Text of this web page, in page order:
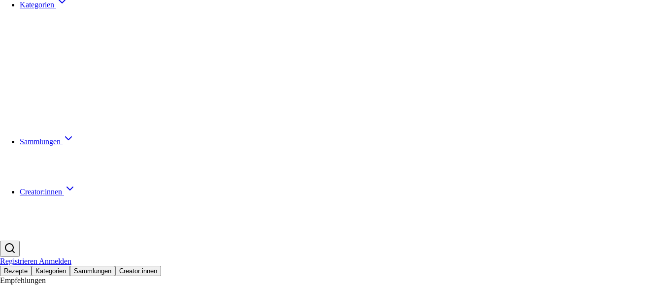
Kategorien
Sammlungen
Creator:innen
Registrieren Anmelden
Rezepte Kategorien Sammlungen Creator:innen
Empfehlungen